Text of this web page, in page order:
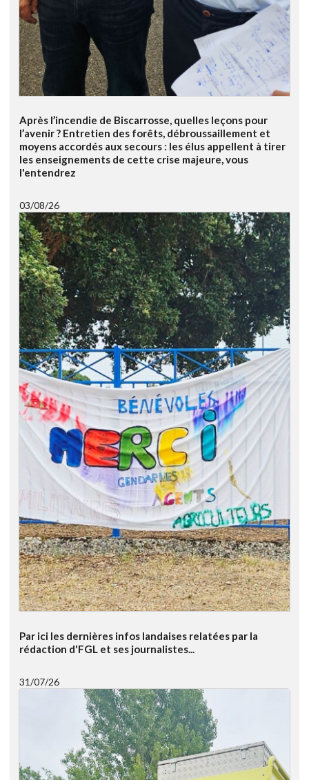
Après l’incendie de Biscarrosse, quelles leçons pour
l’avenir ? Entretien des forêts, débroussaillement et
moyens accordés aux secours : les élus appellent à tirer
les enseignements de cette crise majeure, vous
l'entendrez
03/08/26
Par ici les dernières infos landaises relatées par la
rédaction d'FGL et ses journalistes...
31/07/26